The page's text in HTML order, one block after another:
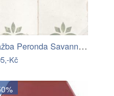
Dlažba Peronda Savannah sage 45x45 cm…
Kč